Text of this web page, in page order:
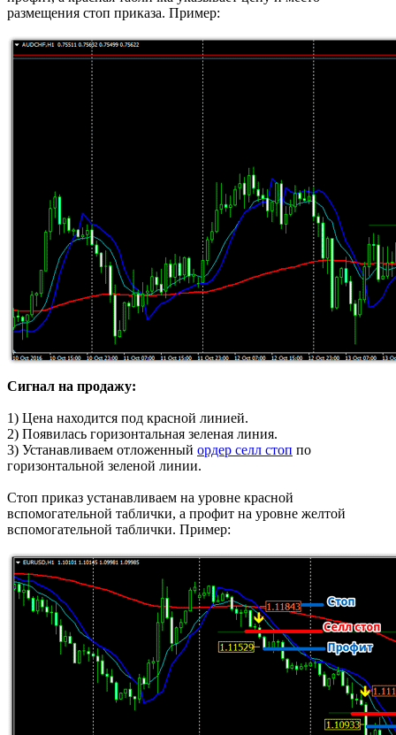
размещения стоп приказа. Пример:
Сигнал на продажу:
1) Цена находится под красной линией.
2) Появилась горизонтальная зеленая линия.
3) Устанавливаем отложенный ордер селл стоп по
горизонтальной зеленой линии.
Стоп приказ устанавливаем на уровне красной
вспомогательной таблички, а профит на уровне желтой
вспомогательной таблички. Пример: